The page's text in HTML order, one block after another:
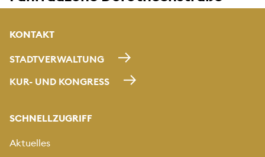
KONTAKT
STADTVERWALTUNG
KUR- UND KONGRESS
SCHNELLZUGRIFF
Aktuelles